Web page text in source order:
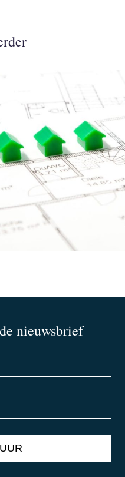
nieuwsbrief